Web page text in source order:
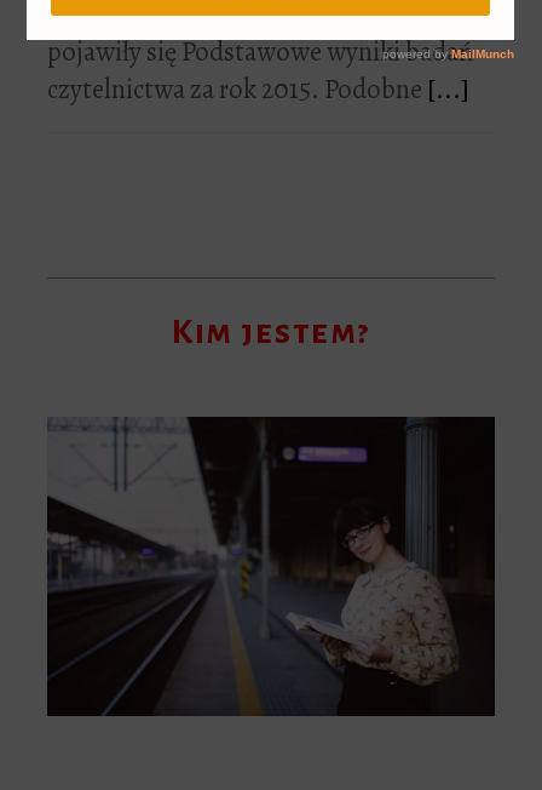
Na stronie Biblioteki Narodowej
pojawiły się Podstawowe wyniki badań
czytelnictwa za rok 2015. Podobne [...]
Kim jestem?